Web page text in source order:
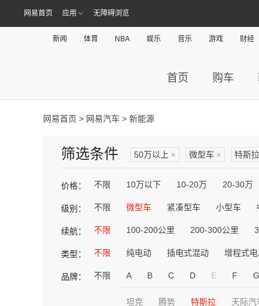
网易首页 应用 无障碍浏览
新闻 体育 NBA 娱乐 音乐 游戏 财经
首页 购车
网易首页 > 网易汽车 > 新能源
筛选条件 50万以上 × 微型车 × 特斯拉
价格： 不限 10万以下 10-20万 20-30万
级别： 不限 微型车 紧凑型车 小型车
续航： 不限 100-200公里 200-300公里
类型： 不限 纯电动 插电式混动 增程式
品牌： 不限 A B C D E F G
坦克 腾势 特斯拉 天际汽